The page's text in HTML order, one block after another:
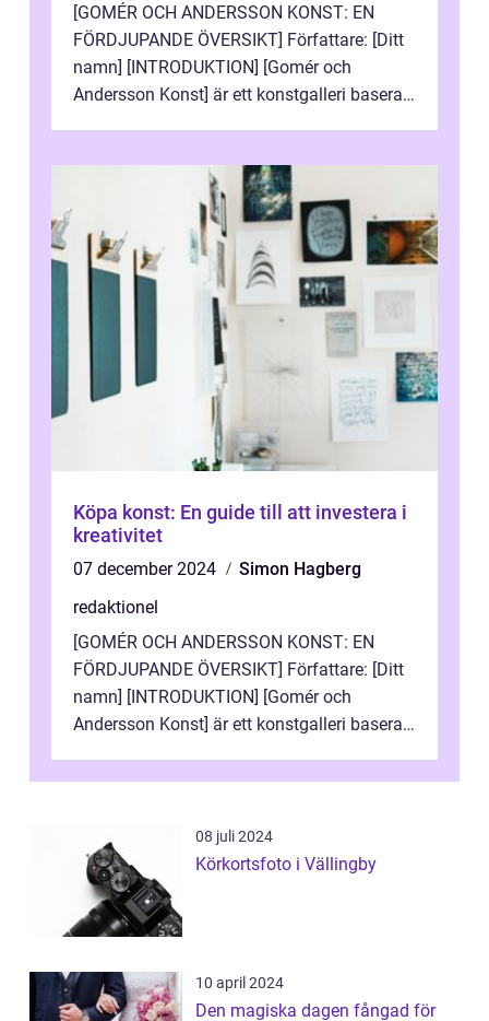
[GOMÉR OCH ANDERSSON KONST: EN
FÖRDJUPANDE ÖVERSIKT] Författare: [Ditt
namn] [INTRODUKTION] [Gomér och
Andersson Konst] är ett konstgalleri baserat
Köpa konst: En guide till att investera i
kreativitet
07 december 2024
Simon Hagberg
redaktionel
[GOMÉR OCH ANDERSSON KONST: EN
FÖRDJUPANDE ÖVERSIKT] Författare: [Ditt
namn] [INTRODUKTION] [Gomér och
Andersson Konst] är ett konstgalleri baserat
och sälj...
08 juli 2024
Körkortsfoto i Vällingby
10 april 2024
Den magiska dagen fångad för